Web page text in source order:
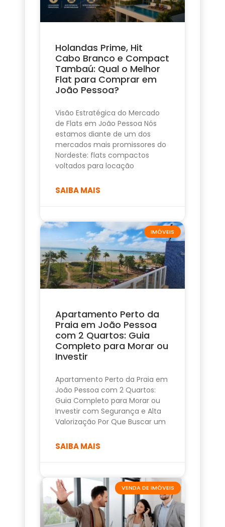
Holandas Prime, Hit
Cabo Branco e Compact
Tambaú: Qual o Melhor
Flat para Comprar em
João Pessoa?
Visão Estratégica do Mercado
de Flats em João Pessoa Nós
estamos diante de um dos
mercados mais promissores do
Nordeste: flats compactos
voltados para locação
SAIBA MAIS
IMÓVEIS
Apartamento Perto da
Praia em João Pessoa
com 2 Quartos: Guia
Completo para Morar ou
Investir
Apartamento Perto da Praia em
João Pessoa com 2 Quartos:
Guia Completo para Morar ou
Investir com Segurança e Alta
Valorização Por Que Buscar um
SAIBA MAIS
VENDA DE IMÓVEIS